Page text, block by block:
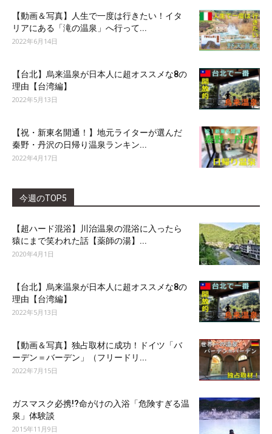
【動画＆写真】人生で一度は行きたい！イタ
リアにある「滝の温泉」へ行って...
2022年6月14日
【台北】烏来温泉が日本人に超オススメな8の
理由【台湾編】
2022年5月13日
【祝・新東名開通！】地元ライターが選んだ
秦野・丹沢の日帰り温泉ランキン...
2022年4月17日
今週のTOP5
【超ハード混浴】川治温泉の混浴に入ったら
猿にまで笑われた話【薬師の湯】...
2020年4月1日
【台北】烏来温泉が日本人に超オススメな8の
理由【台湾編】
2022年5月13日
【動画＆写真】独占取材に成功！ドイツ「バ
ーデン＝バーデン」（フリードリ...
2022年7月15日
ガスマスク必携!?命がけの入浴「危険すぎる温
泉」体験談
2015年11月9日